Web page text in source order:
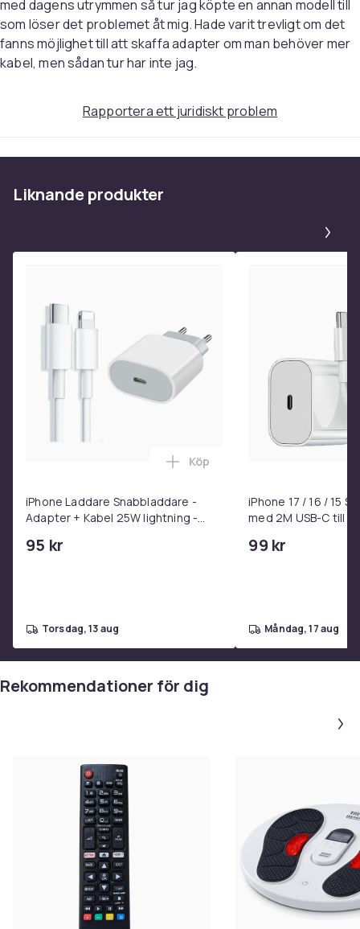
med dagens utrymmen så tur jag köpte en annan modell till
som löser det problemet åt mig. Hade varit trevligt om det
fanns möjlighet till att skaffa adapter om man behöver mer
kabel, men sådan tur har inte jag.
Rapportera ett juridiskt problem
Liknande produkter
iPhone Laddare Snabbladdare -
Adapter + Kabel 25W lightning -
95 kr
Lägg till iPhone Laddare
Köp
torsdag, 13 aug
iPhone 17 / 16 / 15
med 2M USB-C till
99 kr
måndag, 17 aug
Rekommendationer för dig